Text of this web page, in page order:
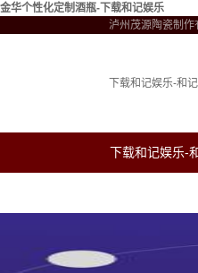
金华个性化定制酒瓶-下载和记娱乐
泸州茂源陶瓷制
下载和记娱乐-和
下载和记娱乐-